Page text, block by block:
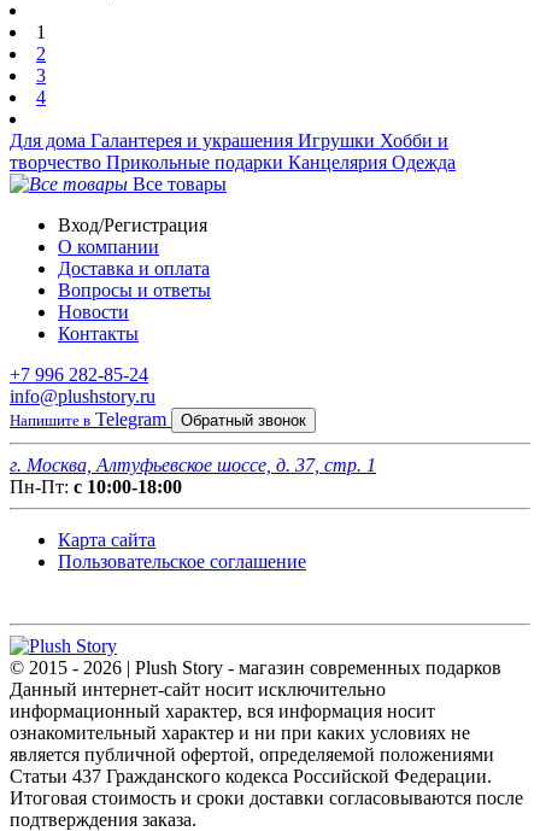
1
2
3
4
Для дома Галантерея и украшения Игрушки Хобби и
творчество Прикольные подарки Канцелярия Одежда
Все товары
Вход/Регистрация
О компании
Доставка и оплата
Вопросы и ответы
Новости
Контакты
+7 996 282-85-24
info@plushstory.ru
Напишите в Telegram Обратный звонок
г. Москва, Алтуфьевское шоссе, д. 37, стр. 1
Пн-Пт: с 10:00-18:00
Карта сайта
Пользовательское соглашение
© 2015 - 2026 | Plush Story - магазин современных подарков
Данный интернет-сайт носит исключительно
информационный характер, вся информация носит
ознакомительный характер и ни при каких условиях не
является публичной офертой, определяемой положениями
Статьи 437 Гражданского кодекса Российской Федерации.
Итоговая стоимость и сроки доставки согласовываются после
подтверждения заказа.